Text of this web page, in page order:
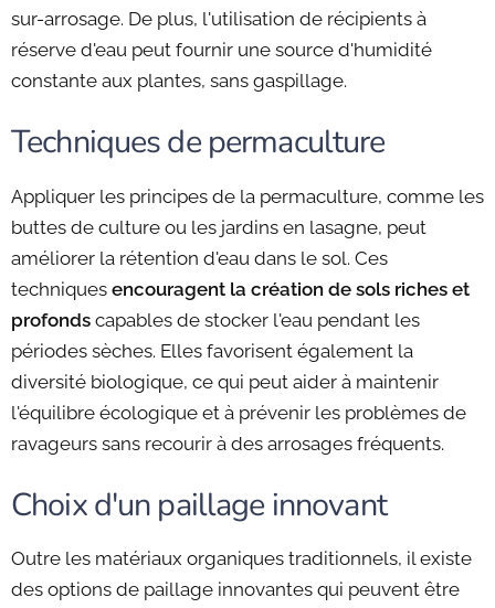
sur-arrosage. De plus, l'utilisation de récipients à
réserve d'eau peut fournir une source d'humidité
constante aux plantes, sans gaspillage.
Techniques de permaculture
Appliquer les principes de la permaculture, comme les
buttes de culture ou les jardins en lasagne, peut
améliorer la rétention d'eau dans le sol. Ces
techniques encouragent la création de sols riches et
profonds capables de stocker l'eau pendant les
périodes sèches. Elles favorisent également la
diversité biologique, ce qui peut aider à maintenir
l'équilibre écologique et à prévenir les problèmes de
ravageurs sans recourir à des arrosages fréquents.
Choix d'un paillage innovant
Outre les matériaux organiques traditionnels, il existe
des options de paillage innovantes qui peuvent être